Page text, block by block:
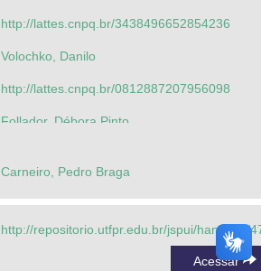
http://lattes.cnpq.br/3438496652854236
Volochko, Danilo
http://lattes.cnpq.br/0812887207956098
Follador, Débora Pinto
http://lattes.cnpq.br/0742296696311127
Carneiro, Pedro Braga
http://repositorio.utfpr.edu.br/jspui/handle/1/
Acessar